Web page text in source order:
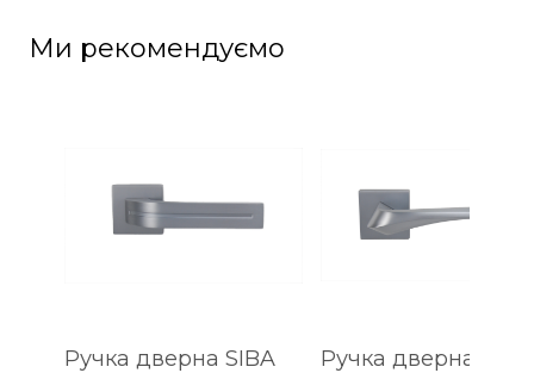
Ми рекомендуємо
Ручка дверна SIBA
Ручка дверна SIBA